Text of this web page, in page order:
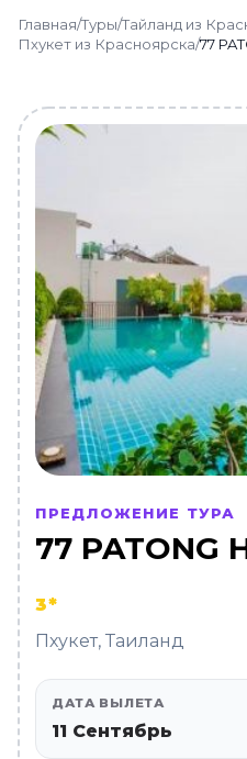
Главная/Туры/Тайланд из
Пхукет из Красноярска/77
ПРЕДЛОЖЕНИЕ ТУРА
77 PATONG
3*
Пхукет, Таиланд
ДАТА ВЫЛЕТА
11 Сентябрь